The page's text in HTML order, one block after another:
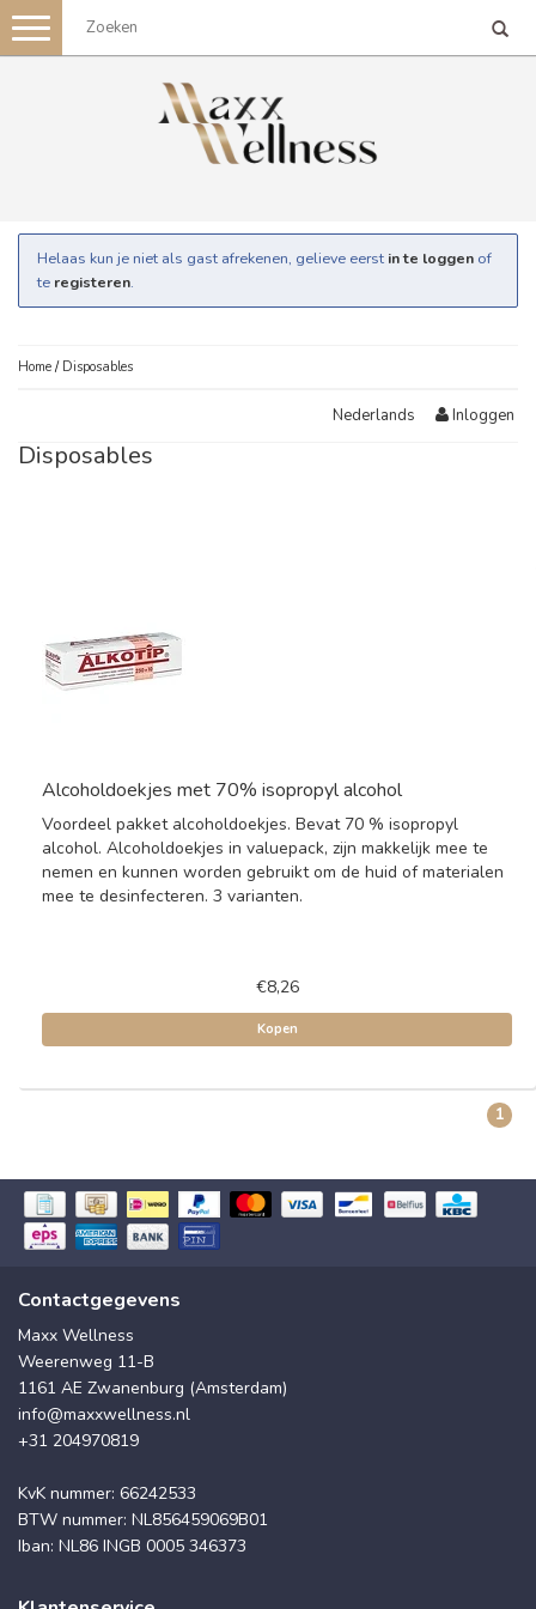
Toggle
navigation
Helaas kun je niet als gast afrekenen, gelieve eerst in te loggen of
te registeren.
Home / Disposables
Nederlands Inloggen
Disposables
Alcoholdoekjes met 70% isopropyl alcohol
Voordeel pakket alcoholdoekjes. Bevat 70 % isopropyl
alcohol. Alcoholdoekjes in valuepack, zijn makkelijk mee te
nemen en kunnen worden gebruikt om de huid of materialen
mee te desinfecteren. 3 varianten.
€8,26
Kopen
1
Contactgegevens
Maxx Wellness
Weerenweg 11-B
1161 AE Zwanenburg (Amsterdam)
info@maxxwellness.nl
+31 204970819
KvK nummer: 66242533
BTW nummer: NL856459069B01
Iban: NL86 INGB 0005 346373